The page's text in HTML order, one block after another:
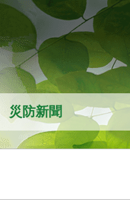
災防新聞